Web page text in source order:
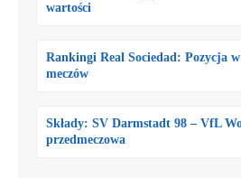
wartości
Rankingi Real Sociedad: Pozycja
meczów
Składy: SV Darmstadt 98 – VfL
przedmeczowa